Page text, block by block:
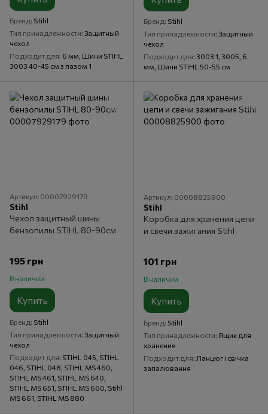
Бренд Stihl
Тип принадлежности Защитный
чехол
Подходит для 6 мм, Шини STIHL
3003 40-45 см з пазом 1
Бренд Stihl
Тип принадлежности Защитный
чехол
Подходит для 3003 1, 3005, 6
мм, Шини STIHL 50-55 см
Артикул: 00007929179
Stihl
Чехол защитный шины
бензопилы STIHL 80-90см
195 грн
В наличии
Купить
Бренд Stihl
Тип принадлежности Защитный
чехол
Подходит для STIHL 045, STIHL
046, STIHL 048, STIHL MS 460,
STIHL MS 461, STIHL MS 640,
STIHL MS 651, STIHL MS 660, Stihl
MS 661, STIHL MS 880
Артикул: 00008825900
Stihl
Коробка для хранения цепи
и свечи зажигания Stihl
101 грн
В наличии
Купить
Бренд Stihl
Тип принадлежности Ящик для
хранения
Подходит для Ланцюг і свічка
запалювання